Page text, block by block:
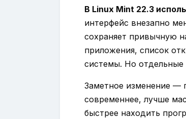
В Linux Mint 22.3
интерфейс внезапно
сохраняет привычную
приложения, список
системы. Но отдельные
Заметное изменение —
современнее, лучше
быстрее находить